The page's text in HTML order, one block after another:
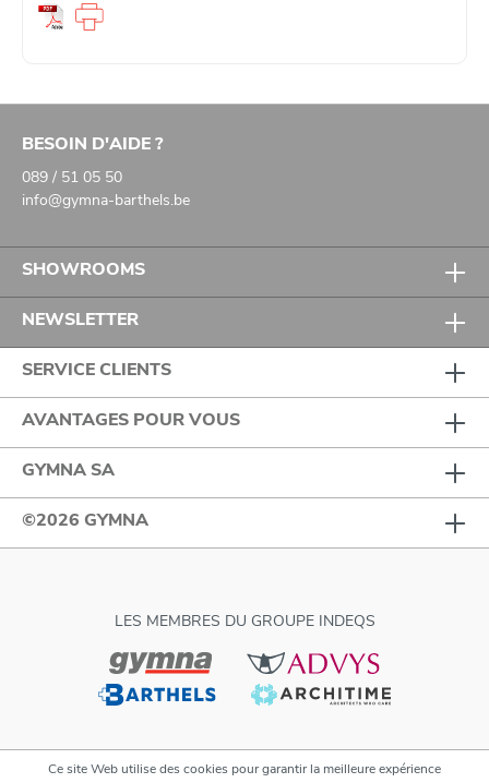
BESOIN D'AIDE ?
089 / 51 05 50
info@gymna-barthels.be
SHOWROOMS
NEWSLETTER
SERVICE CLIENTS
AVANTAGES POUR VOUS
GYMNA SA
©2026 GYMNA
LES MEMBRES DU GROUPE INDEQS
Ce site Web utilise des cookies pour garantir la meilleure expérience